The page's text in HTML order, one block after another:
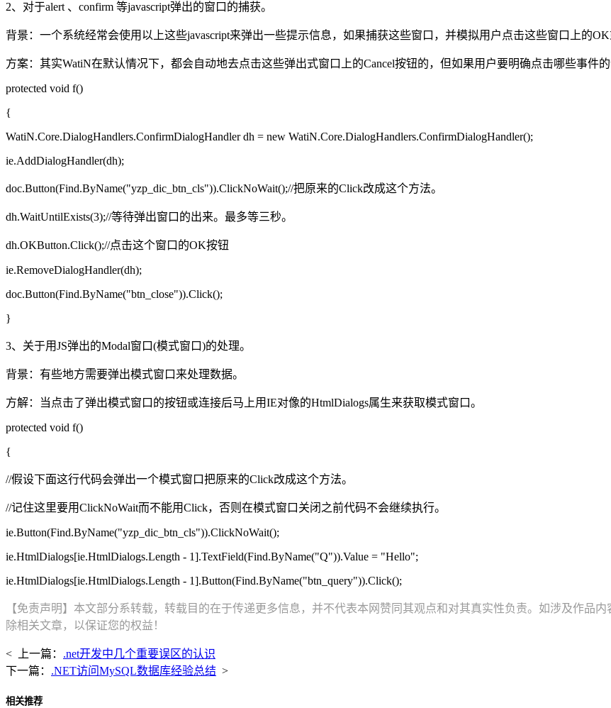
2、对于alert 、confirm 等javascript弹出的窗口的捕获。
背景：一个系统经常会使用以上这些javascript来弹出一些提示信息，如果捕获这些窗口，并模拟用户点击这些窗口上的OK
方案：其实WatiN在默认情况下，都会自动地去点击这些弹出式窗口上的Cancel按钮的，但如果用户要明确点击哪些事件
protected void f()
{
WatiN.Core.DialogHandlers.ConfirmDialogHandler dh = new WatiN.Core.DialogHandlers.ConfirmDialogHandler();
ie.AddDialogHandler(dh);
doc.Button(Find.ByName("yzp_dic_btn_cls")).ClickNoWait();//把原来的Click改成这个方法。
dh.WaitUntilExists(3);//等待弹出窗口的出来。最多等三秒。
dh.OKButton.Click();//点击这个窗口的OK按钮
ie.RemoveDialogHandler(dh);
doc.Button(Find.ByName("btn_close")).Click();
}
3、关于用JS弹出的Modal窗口(模式窗口)的处理。
背景：有些地方需要弹出模式窗口来处理数据。
方解：当点击了弹出模式窗口的按钮或连接后马上用IE对像的HtmlDialogs属生来获取模式窗口。
protected void f()
{
//假设下面这行代码会弹出一个模式窗口把原来的Click改成这个方法。
//记住这里要用ClickNoWait而不能用Click，否则在模式窗口关闭之前代码不会继续执行。
ie.Button(Find.ByName("yzp_dic_btn_cls")).ClickNoWait();
ie.HtmlDialogs[ie.HtmlDialogs.Length - 1].TextField(Find.ByName("Q")).Value = "Hello";
ie.HtmlDialogs[ie.HtmlDialogs.Length - 1].Button(Find.ByName("btn_query")).Click();
【免责声明】本文部分系转载，转载目的在于传递更多信息，并不代表本网赞同其观点和对其真实性负责。如涉及作品
除相关文章，以保证您的权益！
< 上一篇： .net开发中几个重要误区的认识
下一篇： .NET访问MySQL数据库经验总结 >
相关推荐